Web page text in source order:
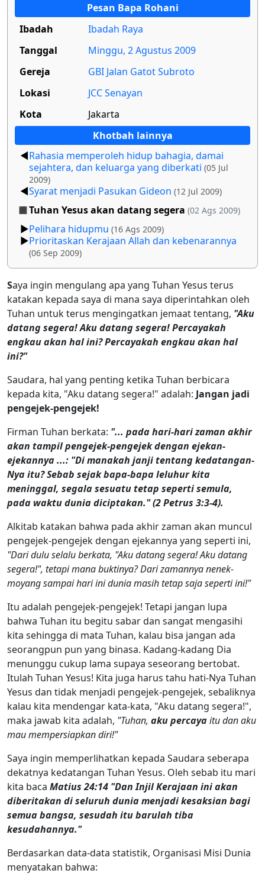
Pesan Bapa Rohani
Ibadah
Ibadah Raya
Tanggal
Minggu, 2 Agustus 2009
Gereja
GBI Jalan Gatot Subroto
Lokasi
JCC Senayan
Kota
Jakarta
Khotbah lainnya
Rahasia memperoleh hidup bahagia, damai
sejahtera, dan keluarga yang diberkati (05 Jul
2009)
Syarat menjadi Pasukan Gideon (12 Jul 2009)
Tuhan Yesus akan datang segera (02 Ags 2009)
Pelihara hidupmu (16 Ags 2009)
Prioritaskan Kerajaan Allah dan kebenarannya
(06 Sep 2009)
Saya ingin mengulang apa yang Tuhan Yesus terus
katakan kepada saya di mana saya diperintahkan oleh
Tuhan untuk terus mengingatkan jemaat tentang, "Aku
datang segera! Aku datang segera! Percayakah
engkau akan hal ini? Percayakah engkau akan hal
ini?"
Saudara, hal yang penting ketika Tuhan berbicara
kepada kita, "Aku datang segera!" adalah: Jangan jadi
pengejek-pengejek!
Firman Tuhan berkata: "... pada hari-hari zaman akhir
akan tampil pengejek-pengejek dengan ejekan-
ejekannya ...: "Di manakah janji tentang kedatangan-
Nya itu? Sebab sejak bapa-bapa leluhur kita
meninggal, segala sesuatu tetap seperti semula,
pada waktu dunia diciptakan." (2 Petrus 3:3-4).
Alkitab katakan bahwa pada akhir zaman akan muncul
pengejek-pengejek dengan ejekannya yang seperti ini,
"Dari dulu selalu berkata, "Aku datang segera! Aku datang
segera!", tetapi mana buktinya? Dari zamannya nenek-
moyang sampai hari ini dunia masih tetap saja seperti ini!"
Itu adalah pengejek-pengejek! Tetapi jangan lupa
bahwa Tuhan itu begitu sabar dan sangat mengasihi
kita sehingga di mata Tuhan, kalau bisa jangan ada
seorangpun pun yang binasa. Kadang-kadang Dia
menunggu cukup lama supaya seseorang bertobat.
Itulah Tuhan Yesus! Kita juga harus tahu hati-Nya Tuhan
Yesus dan tidak menjadi pengejek-pengejek, sebaliknya
kalau kita mendengar kata-kata, "Aku datang segera!",
maka jawab kita adalah, "Tuhan, aku percayaitu dan aku
mau mempersiapkan diri!"
Saya ingin memperlihatkan kepada Saudara seberapa
dekatnya kedatangan Tuhan Yesus. Oleh sebab itu mari
kita baca Matius 24:14 "Dan Injil Kerajaan ini akan
diberitakan di seluruh dunia menjadi kesaksian bagi
semua bangsa, sesudah itu barulah tiba
kesudahannya."
Berdasarkan data-data statistik, Organisasi Misi Dunia
menyatakan bahwa: